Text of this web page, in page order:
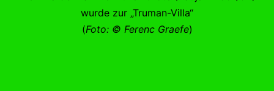
wurde zur „Truman-Villa“
(Foto: © Ferenc Graefe)